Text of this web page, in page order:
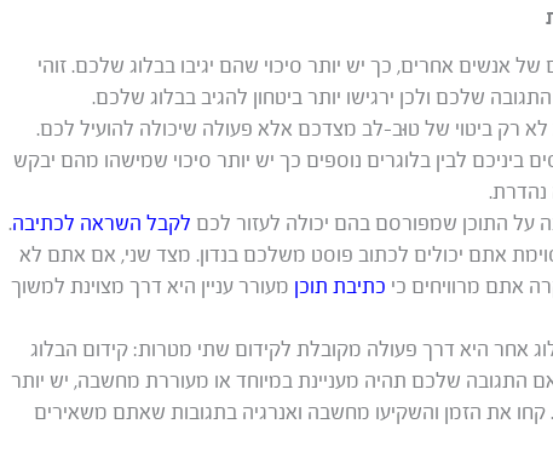
של אנשים אחרים, כך יש יותר סיכוי שהם יגיבו בבלוג שלכם. זוהי
שלכם ולכן ירגישו יותר ביטחון להגיב בבלוג שלכם.
לא רק ביטוי של טוּב-לב מצדכם אלא פעולה שיכולה להועיל לכם.
לבין בלוגרים נוספים כך יש יותר סיכוי שמישהו מהם יבקש
נהדרת.
על התוכן שמפורסם בהם יכולה לעזור לכם לקבל השראה לכתיבה.
אתם יכולים לכתוב פוסט משלכם בנדון. מצד שני, אם אתם לא
אתם מרוויחים כי כתיבת תוכן מעורר עניין היא דרך מצוינת למשוך
אחר היא דרך פעולה מקובלת לקידום שתי מטרות: קידום הבלוג
התגובה שלכם תהיה מעניינת במיוחד או מעוררת מחשבה, יש יותר
קחו את הזמן והשקיעו מחשבה ואנרגיה בתגובות שאתם משאירים